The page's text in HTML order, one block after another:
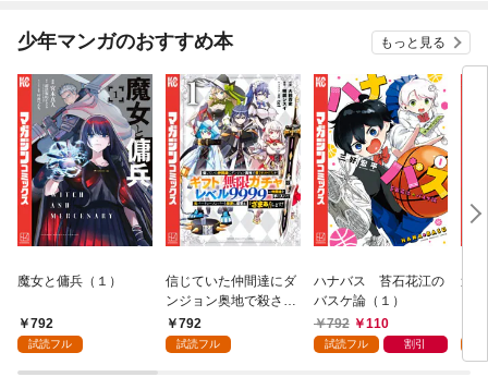
少年マンガのおすすめ本 もっと見る
魔女と傭兵（１）
792
試読フル
信じていた仲間達にダ
ンジョン奥地で殺され
かけたがギフト『無限
ガチャ』でレベル９９
792
試読フル
ハナバス 苔石花江の
バスケ論（１）
792
110
試読フル 割引
追
強
～